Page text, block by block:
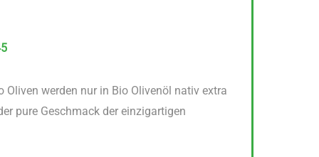
Oliven werden nur in Bio Olivenöl nativ extra
pure Geschmack der einzigartigen